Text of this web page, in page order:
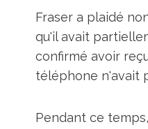
Fraser a plaidé
qu'il avait
confirmé avoir
téléphone n'avait
Pendant ce